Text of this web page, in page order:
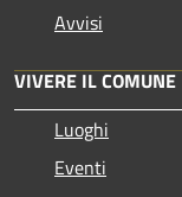
Avvisi
VIVERE IL COMUNE
Luoghi
Eventi